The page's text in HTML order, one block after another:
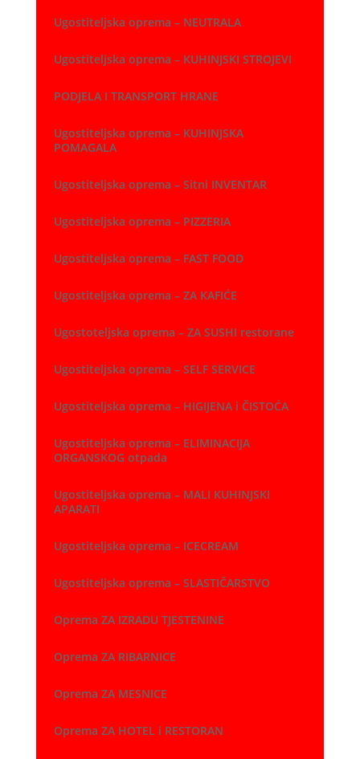
Ugostiteljska oprema – NEUTRALA
Ugostiteljska oprema – KUHINJSKI STROJEVI
PODJELA I TRANSPORT HRANE
Ugostiteljska oprema – KUHINJSKA
POMAGALA
Ugostiteljska oprema – Sitni INVENTAR
Ugostiteljska oprema – PIZZERIA
Ugostiteljska oprema – FAST FOOD
Ugostiteljska oprema – ZA KAFIĆE
Ugostoteljska oprema – ZA SUSHI restorane
Ugostiteljska oprema – SELF SERVICE
Ugostiteljska oprema – HIGIJENA i ČISTOĆA
Ugostiteljska oprema – ELIMINACIJA
ORGANSKOG otpada
Ugostiteljska oprema – MALI KUHINJSKI
APARATI
Ugostiteljska oprema – ICECREAM
Ugostiteljska oprema – SLASTIČARSTVO
Oprema ZA IZRADU TJESTENINE
Oprema ZA RIBARNICE
Oprema ZA MESNICE
Oprema ZA HOTEL i RESTORAN